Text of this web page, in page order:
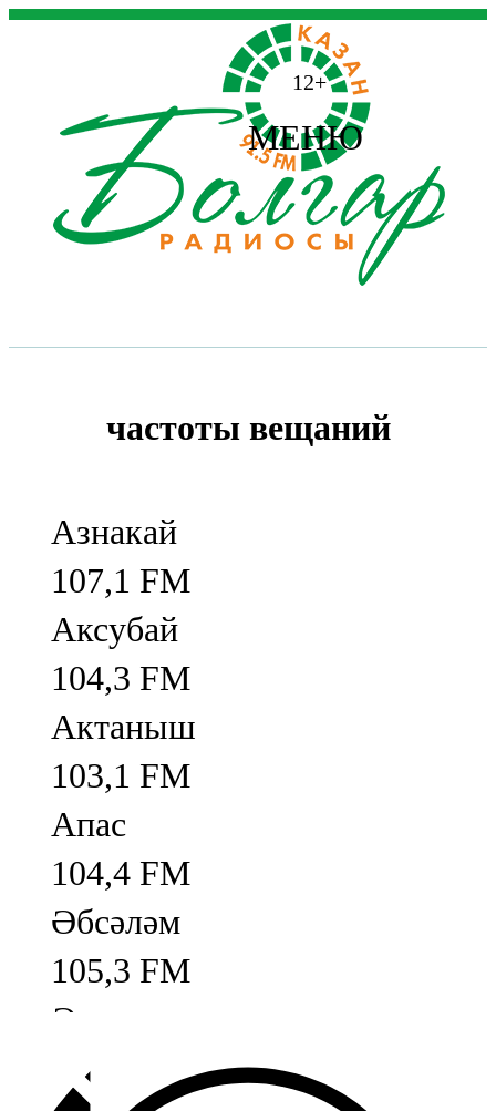
12+
МЕНЮ
частоты вещаний
Азнакай
107,1 FM
Аксубай
104,3 FM
Актаныш
103,1 FM
Апас
104,4 FM
Әбсәләм
105,3 FM
Әлмәт
92,9 FM